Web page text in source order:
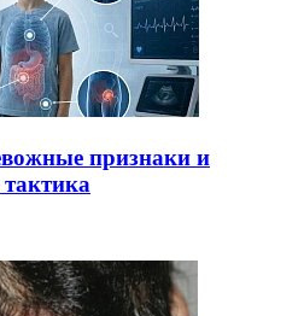
признаки и
тактика